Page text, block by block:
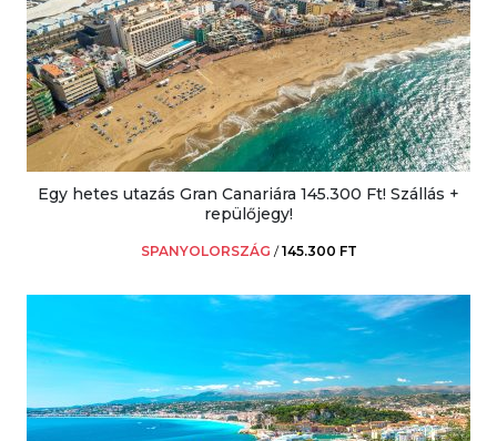
Egy hetes utazás Gran Canariára 145.300 Ft! Szállás +
repülőjegy!
SPANYOLORSZÁG /145.300 FT